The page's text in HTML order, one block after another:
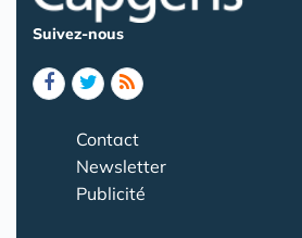
Suivez-nous
Contact
Newsletter
Publicité